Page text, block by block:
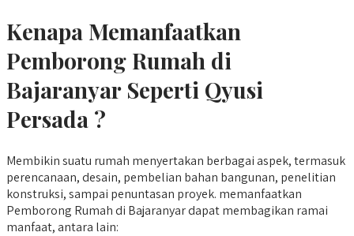
Kenapa Memanfaatkan
Pemborong Rumah di
Bajaranyar Seperti Qyusi
Persada ?
Membikin suatu rumah menyertakan berbagai aspek, termasuk
perencanaan, desain, pembelian bahan bangunan, penelitian
konstruksi, sampai penuntasan proyek. memanfaatkan
Pemborong Rumah di Bajaranyar dapat membagikan ramai
manfaat, antara lain: